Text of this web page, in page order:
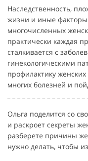
Наследственность,
жизни и иные факторы
многочисленных
практически каждая
сталкивается с
гинекологическими
профилактику
многих болезней и
Ольга поделится со
и раскроет секреты
разберете причины
нужно делать, чтобы